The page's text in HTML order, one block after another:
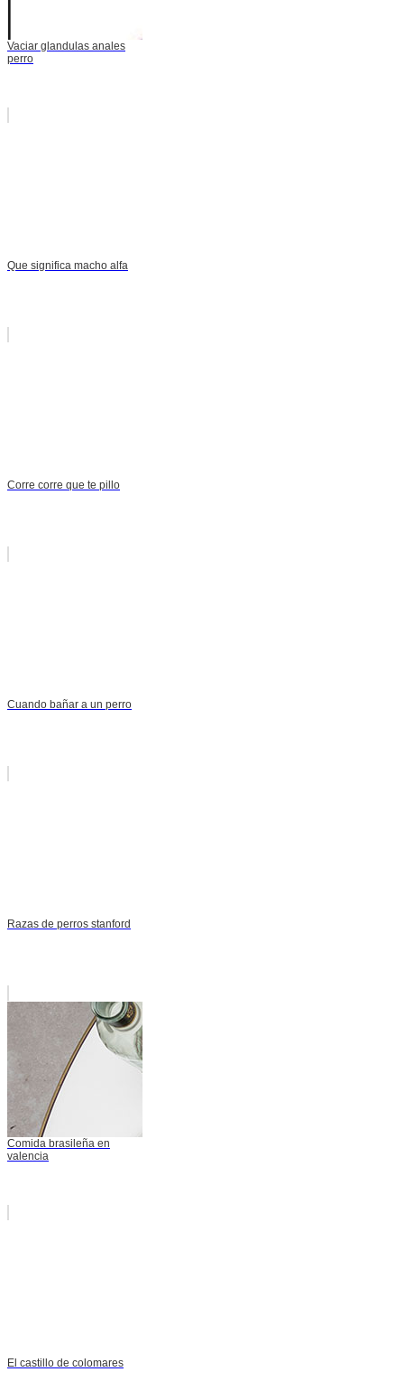
Vaciar glandulas anales
perro
Que significa macho alfa
Corre corre que te pillo
Cuando bañar a un perro
Razas de perros stanford
Comida brasileña en
valencia
El castillo de colomares